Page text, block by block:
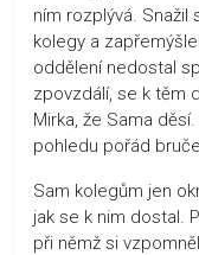
ním rozplývá.
kolegy a
oddělení nedostal
zpovzdálí, se k těm
Mirka, že Sama
pohledu pořád
Sam kolegům jen
jak se k nim dostal.
při němž si